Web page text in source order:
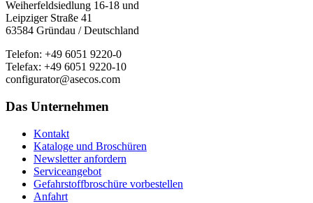
Weiherfeldsiedlung 16-18 und
Leipziger Straße 41
63584 Gründau / Deutschland
Telefon: +49 6051 9220-0
Telefax: +49 6051 9220-10
configurator@asecos.com
Das Unternehmen
Kontakt
Kataloge und Broschüren
Newsletter anfordern
Serviceangebot
Gefahrstoffbroschüre vorbestellen
Anfahrt